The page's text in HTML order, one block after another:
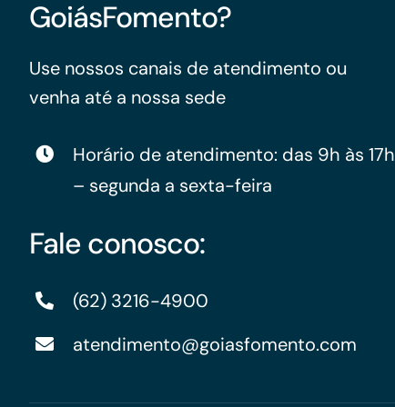
GoiásFomento?
Use nossos canais de atendimento ou
venha até a nossa sede
Horário de atendimento: das 9h às 17h
– segunda a sexta-feira
Fale conosco:
(62) 3216-4900
atendimento@goiasfomento.com